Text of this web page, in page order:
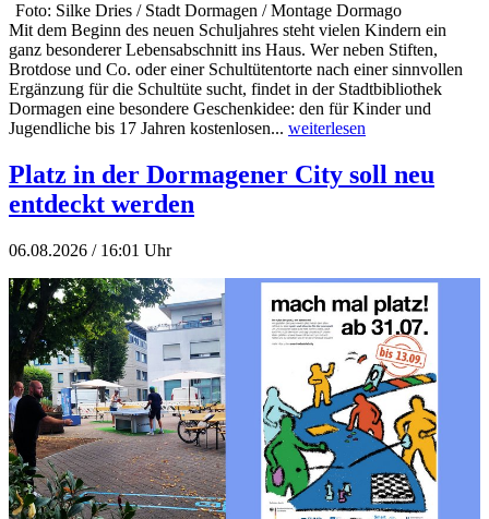
Foto: Silke Dries / Stadt Dormagen / Montage Dormago
Mit dem Beginn des neuen Schuljahres steht vielen Kindern ein
ganz besonderer Lebensabschnitt ins Haus. Wer neben Stiften,
Brotdose und Co. oder einer Schultütentorte nach einer sinnvollen
Ergänzung für die Schultüte sucht, findet in der Stadtbibliothek
Dormagen eine besondere Geschenkidee: den für Kinder und
Jugendliche bis 17 Jahren kostenlosen... weiterlesen
Platz in der Dormagener City soll neu
entdeckt werden
06.08.2026 / 16:01 Uhr